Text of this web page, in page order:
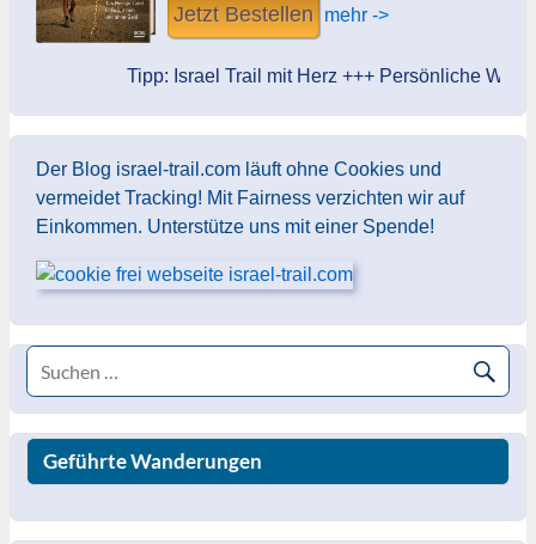
Jetzt Bestellen mehr ->
Tipp: Israel Trail mit Herz +++ Persönliche
Der Blog israel-trail.com läuft ohne Cookies und
vermeidet Tracking! Mit Fairness verzichten wir auf
Einkommen. Unterstütze uns mit einer Spende!
Geführte Wanderungen